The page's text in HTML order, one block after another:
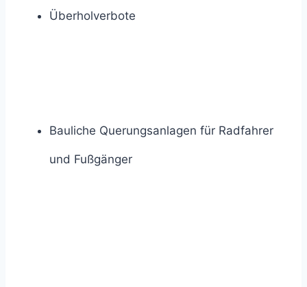
Überholverbote
Bauliche Querungsanlagen für Radfahrer
und Fußgänger